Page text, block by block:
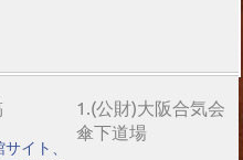
イト、
1.(公財)大阪合気会
傘下道場